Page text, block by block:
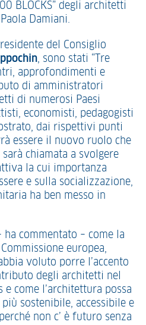
BLOCKS” degli architetti
Damiani.
del Consiglio
, sono stati “Tre
approfondimenti e
di amministratori
di numerosi Paesi
economisti, pedagogisti
dai rispettivi punti
essere il nuovo ruolo che
sarà chiamata a svolgere
la cui importanza
e sulla socializzazione,
ha ben messo in
ha commentato – come la
europea,
voluto porre l’accento
degli architetti nel
e come l’architettura possa
sostenibile, accessibile e
non c’ è futuro senza